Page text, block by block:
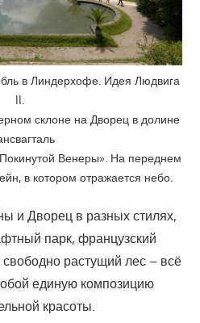
в Линдерхофе. Идея Людвига
II.
склоне на Дворец в долине
Венеры». На переднем
в котором отражается небо.
и Дворец в разных стилях,
парк, французский
растущий лес – всё
единую композицию
красоты.